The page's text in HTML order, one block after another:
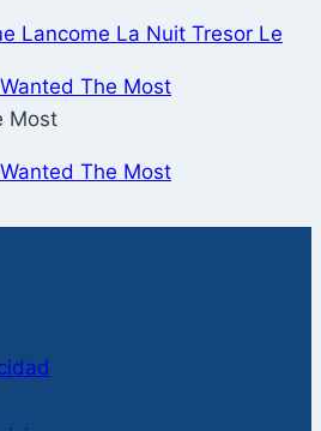
Lancome La Nuit Tresor Le
The Most
The Most